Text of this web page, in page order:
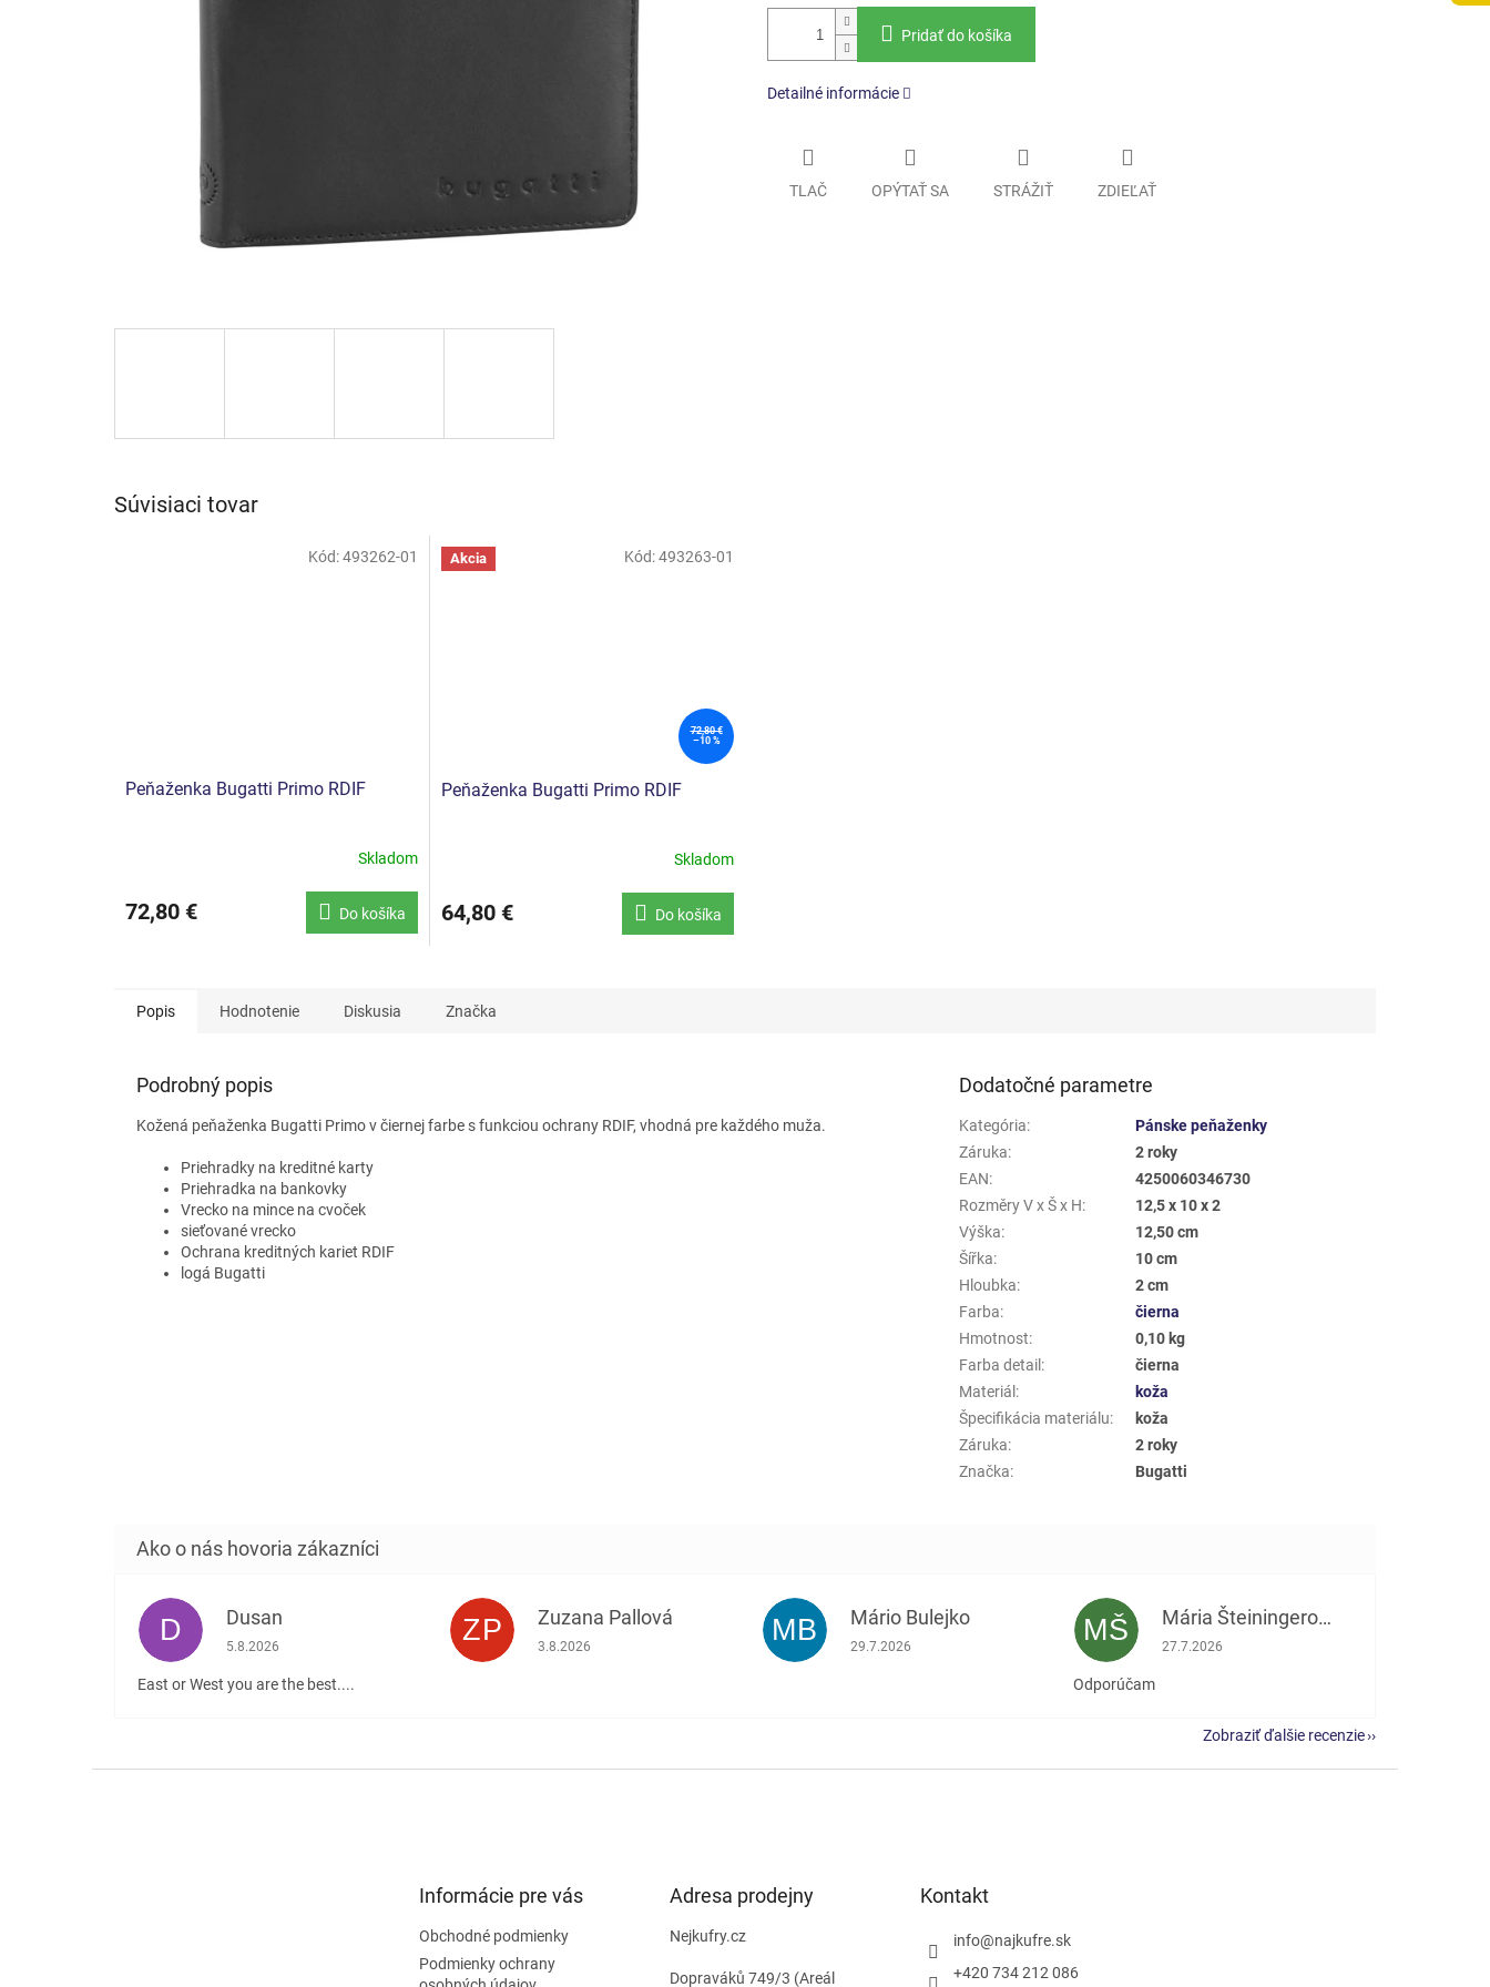
Pridať do košíka
Detailné informácie
TLAČ OPÝTAŤ SA STRÁŽIŤ ZDIEĽAŤ
Súvisiaci tovar
Peňaženka Bugatti Primo RDIF
Skladom
72,80 € Do košíka
Kód:493262-01 Akcia
72,80 €
–10 %
Peňaženka Bugatti Primo RDIF
Skladom
64,80 € Do košíka
Kód:493263-01
Popis Hodnotenie Diskusia Značka
Podrobný popis
Kožená peňaženka Bugatti Primo v čiernej farbe s funkciou ochrany RDIF, vhodná pre každého muža.
Priehradky na kreditné karty
Priehradka na bankovky
Vrecko na mince na cvoček
sieťované vrecko
Ochrana kreditných kariet RDIF
logá Bugatti
Dodatočné parametre
Kategória:
Pánske peňaženky
Záruka:
2 roky
EAN:
4250060346730
Rozměry V x Š x H:
12,5 x 10 x 2
Výška:
12,50 cm
Šířka:
10 cm
Hloubka:
2 cm
Farba:
čierna
Hmotnost:
0,10 kg
Farba detail:
čierna
Materiál:
koža
Špecifikácia materiálu:
koža
Záruka:
2 roky
Značka: Bugatti
D Dusan
Hodnotenie obchodu je 5 z 5 hviezdičiek.
5.8.2026
East or West you are the best....
ZP Zuzana Pallová
Hodnotenie obchodu je 5 z 5 hviezdičiek.
3.8.2026 MB Mário Bulejko
Hodnotenie obchodu je 5 z 5 hviezdičiek.
29.7.2026 MŠ Mária Šteiningerová
Hodnotenie obchodu je 5 z 5 hviezdičiek.
27.7.2026
Odporúčam
Zobraziť ďalšie recenzie
Informácie pre vás
Obchodné podmienky
Podmienky ochrany
Adresa prodejny
Nejkufry.cz
Dopraváků 749/3 (Areál
Kontakt
info@najkufre.sk
+420 734 212 086